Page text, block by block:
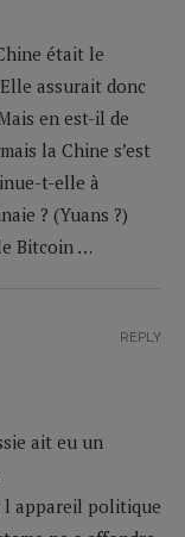
était le
assurait donc
en est-il de
la Chine s’est
t-elle à
? (Yuans ?)
Bitcoin …
ait eu un
l appareil politique
REPLY